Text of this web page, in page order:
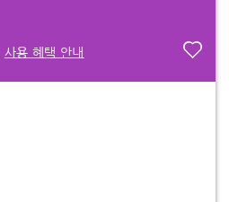
사용 혜택 안내